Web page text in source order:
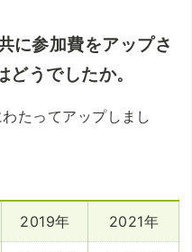
に参加費をアップさ
うでしたか。
たってアップしまし
2019年 2021年